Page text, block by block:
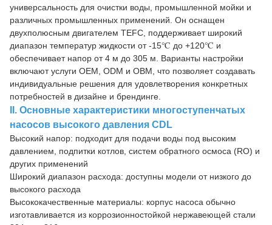
универсальность для очистки воды, промышленной мойки и
различных промышленных применений. Он оснащен
двухполюсным двигателем TEFC, поддерживает широкий
диапазон температур жидкости от -15℃ до +120℃ и
обеспечивает напор от 4 м до 305 м. Варианты настройки
включают услуги OEM, ODM и OBM, что позволяет создавать
индивидуальные решения для удовлетворения конкретных
потребностей в дизайне и брендинге.
II. Основные характеристики многоступенчатых
насосов высокого давления CDL
Высокий напор: подходит для подачи воды под высоким
давлением, подпитки котлов, систем обратного осмоса (RO) и
других применений
Широкий диапазон расхода: доступны модели от низкого до
высокого расхода
Высококачественные материалы: корпус насоса обычно
изготавливается из коррозионностойкой нержавеющей стали